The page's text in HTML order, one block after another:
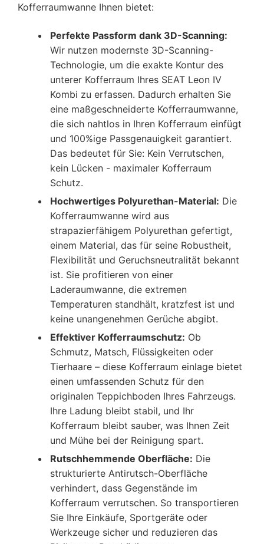
Kofferraumwanne Ihnen bietet:
Perfekte Passform dank 3D-Scanning:
Wir nutzen modernste 3D-Scanning-
Technologie, um die exakte Kontur des
unterer Kofferraum Ihres SEAT Leon IV
Kombi zu erfassen. Dadurch erhalten Sie
eine maßgeschneiderte Kofferraumwanne,
die sich nahtlos in Ihren Kofferraum einfügt
und 100%ige Passgenauigkeit garantiert.
Das bedeutet für Sie: Kein Verrutschen,
kein Lücken - maximaler Kofferraum
Schutz.
Hochwertiges Polyurethan-Material: Die
Kofferraumwanne wird aus
strapazierfähigem Polyurethan gefertigt,
einem Material, das für seine Robustheit,
Flexibilität und Geruchsneutralität bekannt
ist. Sie profitieren von einer
Laderaumwanne, die extremen
Temperaturen standhält, kratzfest ist und
keine unangenehmen Gerüche abgibt.
Effektiver Kofferraumschutz: Ob
Schmutz, Matsch, Flüssigkeiten oder
Tierhaare – diese Kofferraum einlage bietet
einen umfassenden Schutz für den
originalen Teppichboden Ihres Fahrzeugs.
Ihre Ladung bleibt stabil, und Ihr
Kofferraum bleibt sauber, was Ihnen Zeit
und Mühe bei der Reinigung spart.
Rutschhemmende Oberfläche: Die
strukturierte Antirutsch-Oberfläche
verhindert, dass Gegenstände im
Kofferraum verrutschen. So transportieren
Sie Ihre Einkäufe, Sportgeräte oder
Werkzeuge sicher und reduzieren das